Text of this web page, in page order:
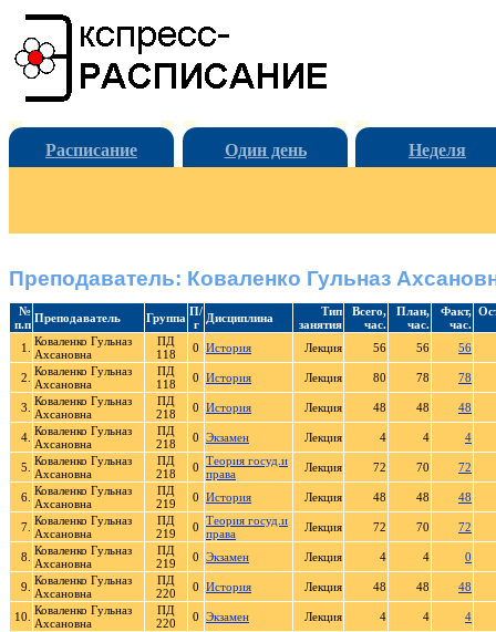
Расписание Один день Неделя
Преподаватель: Коваленко Гульназ
№
п.п Преподаватель Группа П/
г
Дисциплина
Тип
занятия
Всего,
час.
План,
час.
Факт,
час.
1.
Коваленко Гульназ
Ахсановна
ПД
118
0 История Лекция 56 56 56
2. Коваленко Гульназ
Ахсановна
ПД
118
0 История Лекция 80 78 78
3. Коваленко Гульназ
Ахсановна
ПД
218
0 История Лекция 48 48 48
4. Коваленко Гульназ
Ахсановна
ПД
218
0 Экзамен Лекция 4 4 4
5. Коваленко Гульназ
Ахсановна
ПД
218
0 Теория госуд.и
права
Лекция 72 70 72
6. Коваленко Гульназ
Ахсановна
ПД
219
0 История Лекция 48 48 48
7. Коваленко Гульназ
Ахсановна
ПД
219
0 Теория госуд.и
права
Лекция 72 70 72
8. Коваленко Гульназ
Ахсановна
ПД
219
0 Экзамен Лекция 4 4 0
9. Коваленко Гульназ
Ахсановна
ПД
220
0 История Лекция 48 48 48
10. Коваленко Гульназ
Ахсановна
ПД
220
0 Экзамен Лекция 4 4 4